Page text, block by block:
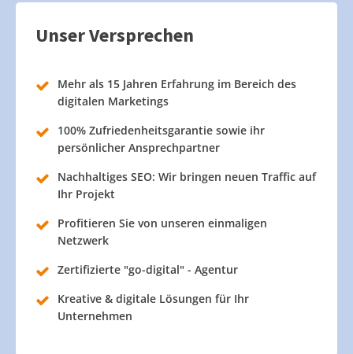
Unser Versprechen
Mehr als 15 Jahren Erfahrung im Bereich des
digitalen Marketings
100% Zufriedenheitsgarantie sowie ihr
persönlicher Ansprechpartner
Nachhaltiges SEO: Wir bringen neuen Traffic auf
Ihr Projekt
Profitieren Sie von unseren einmaligen
Netzwerk
Zertifizierte "go-digital" - Agentur
Kreative & digitale Lösungen für Ihr
Unternehmen